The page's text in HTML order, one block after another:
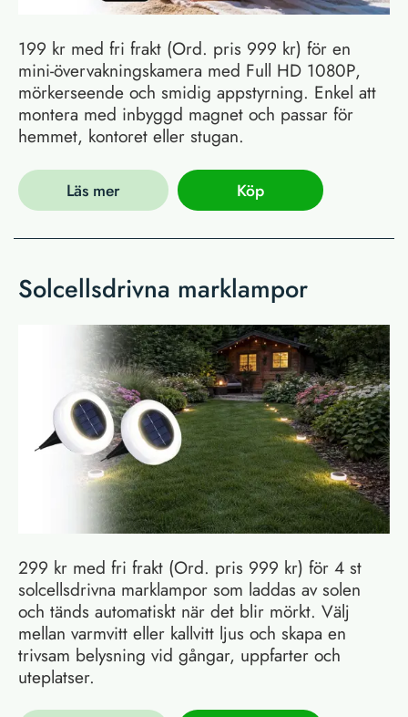
199 kr med fri frakt (Ord. pris 999 kr) för en
mini-övervakningskamera med Full HD 1080P,
mörkerseende och smidig appstyrning. Enkel att
montera med inbyggd magnet och passar för
hemmet, kontoret eller stugan.
Läs mer Köp
Solcellsdrivna marklampor
299 kr med fri frakt (Ord. pris 999 kr) för 4 st
solcellsdrivna marklampor som laddas av solen
och tänds automatiskt när det blir mörkt. Välj
mellan varmvitt eller kallvitt ljus och skapa en
trivsam belysning vid gångar, uppfarter och
uteplatser.